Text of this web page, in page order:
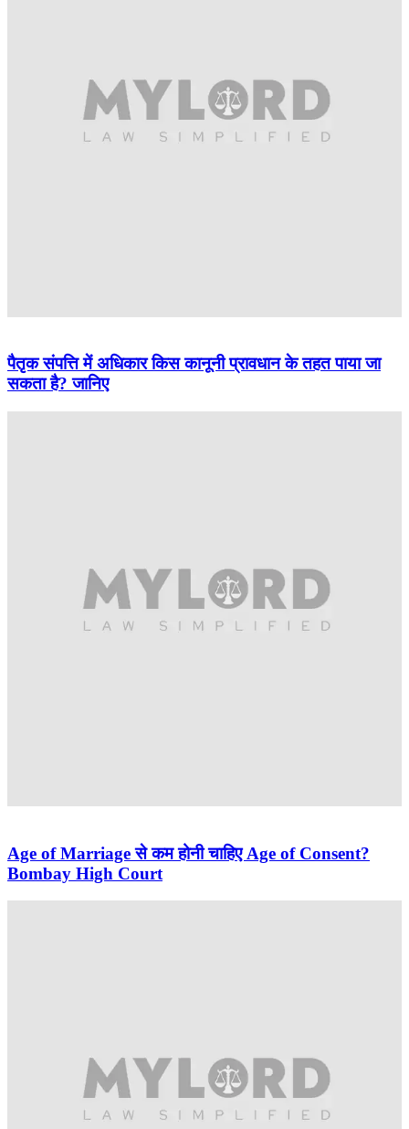
पैतृक संपत्ति में अधिकार किस कानूनी प्रावधान के तहत पाया जा
सकता है? जानिए
Age of Marriage से कम होनी चाहिए Age of Consent?
Bombay High Court